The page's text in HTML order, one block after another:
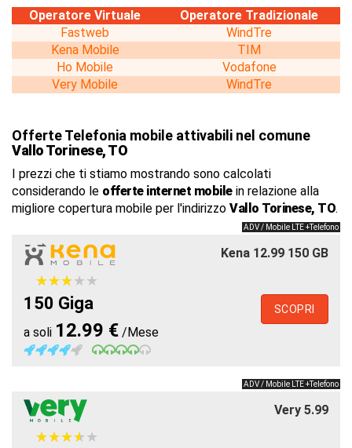
Operatore Virtuale
Operatore Tradizionale
Fastweb
WindTre
Kena Mobile
TIM
Ho Mobile
Vodafone
Very Mobile
WindTre
Offerte Telefonia mobile attivabili nel comune
Vallo Torinese, TO
I prezzi che ti stiamo mostrando sono calcolati
considerando le offerte internet mobilein relazione alla
migliore copertura mobile per l'indirizzo Vallo Torinese, TO.
ADV / Mobile LTE +Telefono
Kena 12.99 150 GB
★★★★★
★★★★★
150 Giga
a soli 12.99 € /Mese
SCOPRI
ADV / Mobile LTE +Telefono
Very 5.99
★★★★★
★★★★★